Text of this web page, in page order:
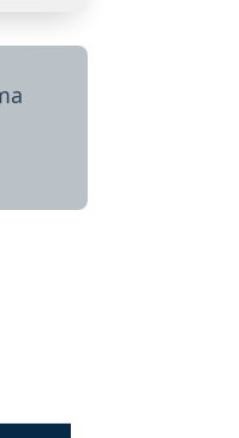
recomenda o Aprova